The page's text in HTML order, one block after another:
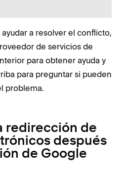
a resolver el conflicto,
de servicios de
para obtener ayuda y
para preguntar si pueden
problema.
redirección de
después
de Google